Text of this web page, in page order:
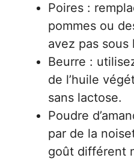
Poires :
pommes ou
avez pas sous
Beurre :
de l’huile
sans lactose.
Poudre
par de la
goût différent